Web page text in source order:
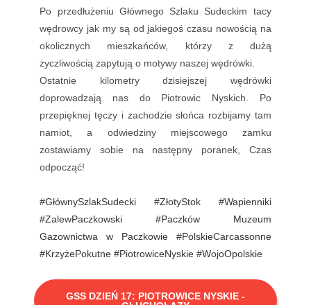
Po przedłużeniu Głównego Szlaku Sudeckim tacy
wędrowcy jak my są od jakiegoś czasu nowością na
okolicznych mieszkańców, którzy z dużą
życzliwością zapytują o motywy naszej wędrówki.
Ostatnie kilometry dzisiejszej wędrówki
doprowadzają nas do Piotrowic Nyskich. Po
przepięknej tęczy i zachodzie słońca rozbijamy tam
namiot, a odwiedziny miejscowego zamku
zostawiamy sobie na następny poranek, Czas
odpocząć!
#GłównySzlakSudecki #ZłotyStok
#Wapienniki
#ZalewPaczkowski
#Paczków
Muzeum
Gazownictwa w Paczkowie
#PolskieCarcassonne
#KrzyżePokutne #PiotrowiceNyskie #WojoOpolskie
GSS DZIEŃ 17: PIOTROWICE NYSKIE -